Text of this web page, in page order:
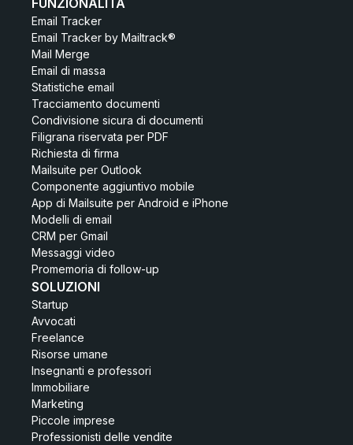
FUNZIONALITÀ
Email Tracker
Email Tracker by Mailtrack®
Mail Merge
Email di massa
Statistiche email
Tracciamento documenti
Condivisione sicura di documenti
Filigrana riservata per PDF
Richiesta di firma
Mailsuite per Outlook
Componente aggiuntivo mobile
App di Mailsuite per Android e iPhone
Modelli di email
CRM per Gmail
Messaggi video
Promemoria di follow-up
SOLUZIONI
Startup
Avvocati
Freelance
Risorse umane
Insegnanti e professori
Immobiliare
Marketing
Piccole imprese
Professionisti delle vendite